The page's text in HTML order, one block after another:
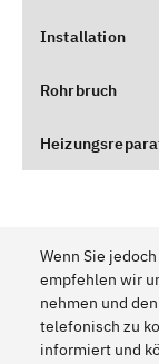
Installation
Rohrbruch
Wenn Sie
empfehlen wir
nehmen und
telefonisch zu
informiert und